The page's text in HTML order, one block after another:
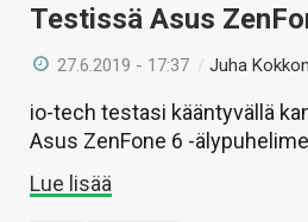
Testissä Asus
27.6.2019 - 17:37 /Juha
io-tech testasi kääntyvällä
Asus ZenFone 6 -
Lue lisää